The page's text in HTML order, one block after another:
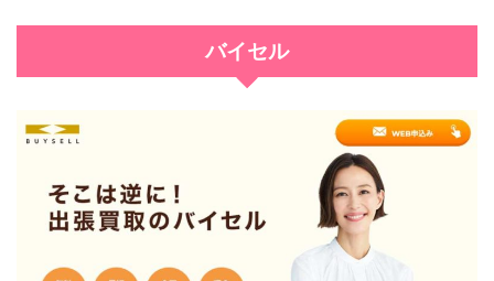
バイセル